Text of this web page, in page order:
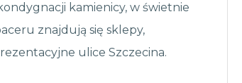
kamienicy, w świetnie
znajdują się sklepy,
ulice Szczecina.